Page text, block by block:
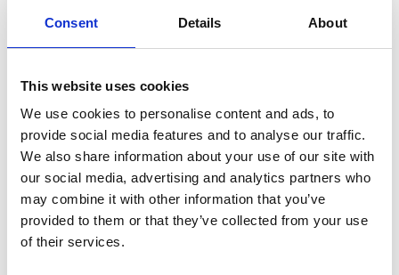
Consent Details About
This website uses cookies
We use cookies to personalise content and ads, to
provide social media features and to analyse our traffic.
We also share information about your use of our site with
our social media, advertising and analytics partners who
may combine it with other information that you’ve
provided to them or that they’ve collected from your use
of their services.
aree di svernamento, la maggior parte delle quali in
Caohai, ma sverna anche in Bhutan. In India, la gru
Ma perché quest’animale è fortemente legato al popolo
tibetano ? Tradizionalmente è una delle creature sacre
per eccellenza della cultura cinese, inoltre, viaggiando
per i molti stupa e monasteri di montagna, ci
accorgeremo come la gru sia rappresentata un po’
ovunque. Statue dorate e dipinti di questo volatile sono